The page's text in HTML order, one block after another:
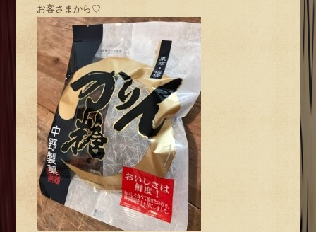
お客さまから♡